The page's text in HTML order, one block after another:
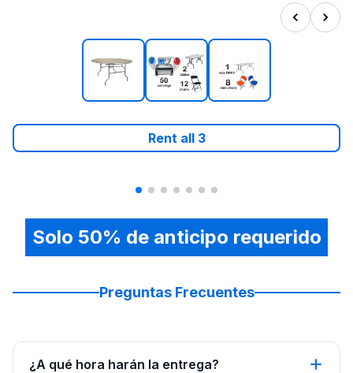
Rent all 3
Solo 50% de anticipo requerido
Preguntas Frecuentes
¿A qué hora harán la entrega?